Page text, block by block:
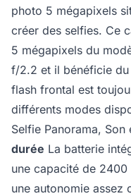
photo 5 mégapixels
créer des selfies. Ce
5 mégapixels du
f/2.2 et il bénéficie
flash frontal est
différents modes
Selfie Panorama, Son
durée La batterie
une capacité de
une autonomie